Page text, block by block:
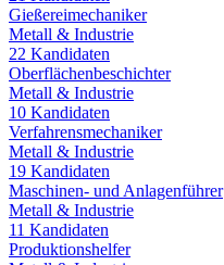
Gießereimechaniker
Metall & Industrie
22 Kandidaten
Oberflächenbeschichter
Metall & Industrie
10 Kandidaten
Verfahrensmechaniker
Metall & Industrie
19 Kandidaten
Maschinen- und Anlagenführer
Metall & Industrie
11 Kandidaten
Produktionshelfer